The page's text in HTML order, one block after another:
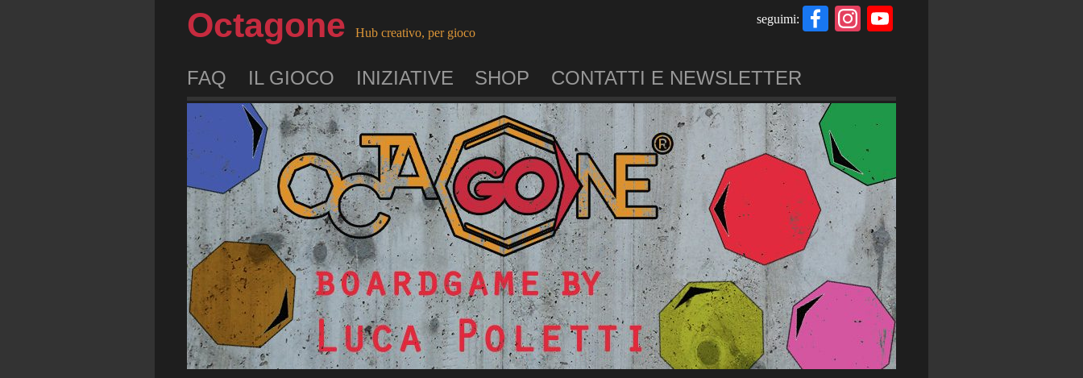
Octagone Hub creativo, per gioco
seguimi: Facebook
Instagram
FAQ IL GIOCO INIZIATIVE SHOP CONTATTI E NEWSLETTER